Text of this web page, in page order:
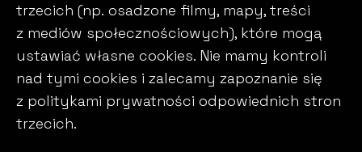
trzecich (np. osadzone filmy, mapy, treści
z mediów społecznościowych), które mogą
ustawiać własne cookies. Nie mamy kontroli
nad tymi cookies i zalecamy zapoznanie się
z politykami prywatności odpowiednich stron
trzecich.